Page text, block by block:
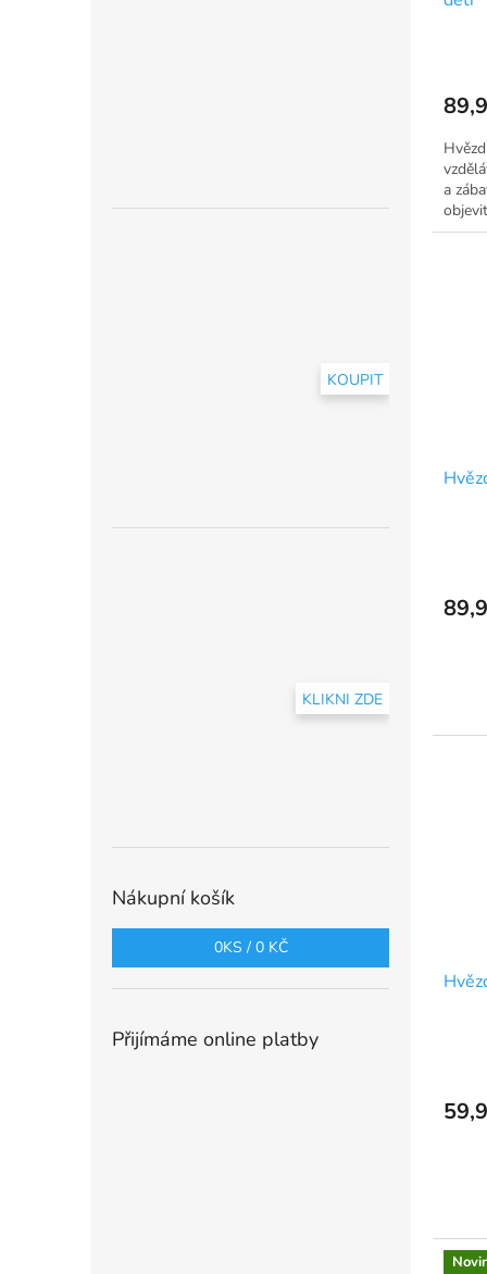
KOUPIT
KLIKNI ZDE
Nákupní košík
0KS / 0 KČ
Přijímáme online platby
a